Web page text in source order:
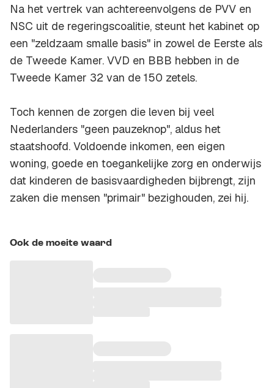
Na het vertrek van achtereenvolgens de PVV en
NSC uit de regeringscoalitie, steunt het kabinet op
een "zeldzaam smalle basis" in zowel de Eerste als
de Tweede Kamer. VVD en BBB hebben in de
Tweede Kamer 32 van de 150 zetels.
Toch kennen de zorgen die leven bij veel
Nederlanders "geen pauzeknop", aldus het
staatshoofd. Voldoende inkomen, een eigen
woning, goede en toegankelijke zorg en onderwijs
dat kinderen de basisvaardigheden bijbrengt, zijn
zaken die mensen "primair" bezighouden, zei hij.
Ook de moeite waard